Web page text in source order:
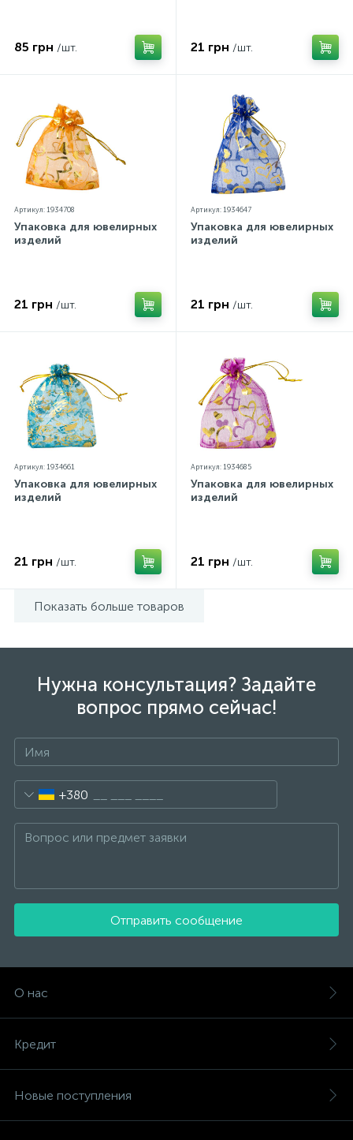
85 грн /шт. 21 грн /шт.
Артикул: 1934708
Упаковка для ювелирных
изделий
21 грн /шт.
Артикул: 1934647
Упаковка для ювелирных
изделий
21 грн /шт.
Артикул: 1934661
Упаковка для ювелирных
изделий
21 грн /шт.
Артикул: 1934685
Упаковка для ювелирных
изделий
21 грн /шт.
Показать больше товаров
Нужна консультация? Задайте
вопрос прямо сейчас!
+380
Отправить сообщение
О нас
Кредит
Новые поступления